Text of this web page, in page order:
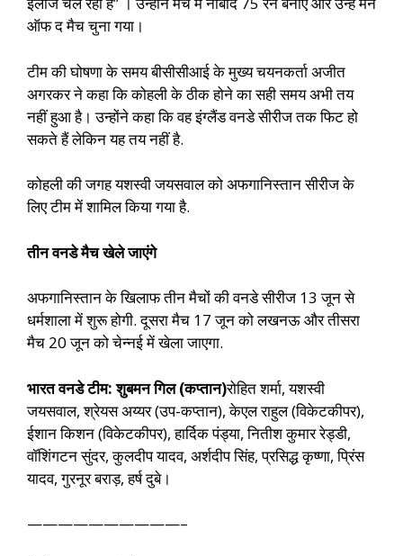
ऑफ द मैच चुना गया।
टीम की घोषणा के समय बीसीसीआई के मुख्य चयनकर्ता अजीत
अगरकर ने कहा कि कोहली के ठीक होने का सही समय अभी तय
नहीं हुआ है। उन्होंने कहा कि वह इंग्लैंड वनडे सीरीज तक फिट हो
सकते हैं लेकिन यह तय नहीं है.
कोहली की जगह यशस्वी जयसवाल को अफगानिस्तान सीरीज के
लिए टीम में शामिल किया गया है.
तीन वनडे मैच खेले जाएंगे
अफगानिस्तान के खिलाफ तीन मैचों की वनडे सीरीज 13 जून से
धर्मशाला में शुरू होगी. दूसरा मैच 17 जून को लखनऊ और तीसरा
मैच 20 जून को चेन्नई में खेला जाएगा.
भारत वनडे टीम: शुबमन गिल (कप्तान)रोहित शर्मा, यशस्वी
जयसवाल, श्रेयस अय्यर (उप-कप्तान), केएल राहुल (विकेटकीपर),
ईशान किशन (विकेटकीपर), हार्दिक पंड्या, नितीश कुमार रेड्डी,
वॉशिंगटन सुंदर, कुलदीप यादव, अर्शदीप सिंह, प्रसिद्ध कृष्णा, प्रिंस
यादव, गुरनूर बराड़, हर्ष दुबे।
——————————–